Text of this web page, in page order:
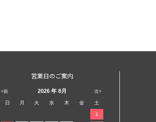
営業日のご案内
<前 次>
2026 年 8月
日 月 火 水 木 金 土
1